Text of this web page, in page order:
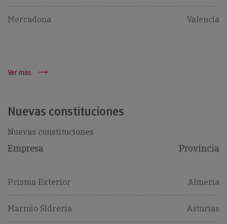
Mercadona Valencia
Ver más
Nuevas constituciones
Nuevas constituciones
Empresa Provincia
Prisma Exterior Almeria
Marmio Sidreria Asturias